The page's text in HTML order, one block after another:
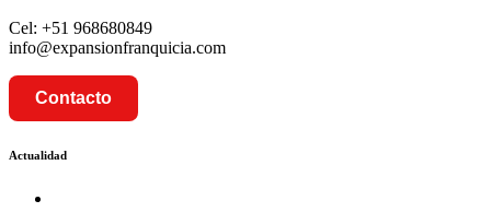
Cel: +51 968680849
info@expansionfranquicia.com
Contacto
Actualidad